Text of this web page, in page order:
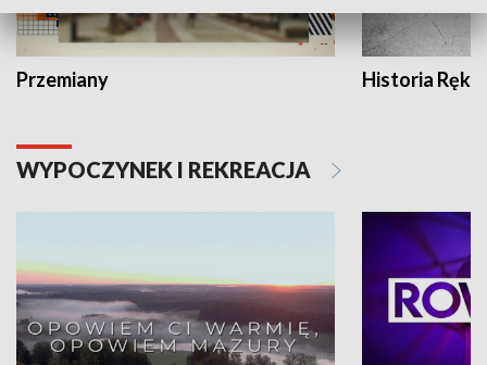
Przemiany Historia Ręką
WYPOCZYNEK I REKREACJA